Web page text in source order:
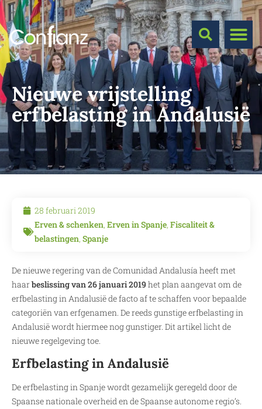
Nieuwe vrijstelling
erfbelasting in Andalusië
28 februari 2019
Erven & schenken, Erven in Spanje, Fiscaliteit &
belastingen, Spanje
De nieuwe regering van de Comunidad Andalusía heeft met
haarbeslissing van 26 januari 2019het plan aangevat om de
erfbelasting in Andalusië de facto af te schaffen voor bepaalde
categoriën van erfgenamen. De reeds gunstige erfbelasting in
Andalusië wordt hiermee nog gunstiger. Dit artikel licht de
nieuwe regelgeving toe.
Erfbelasting in Andalusië
De erfbelasting in Spanje wordt gezamelijk geregeld door de
Spaanse nationale overheid en de Spaanse autonome regio’s.